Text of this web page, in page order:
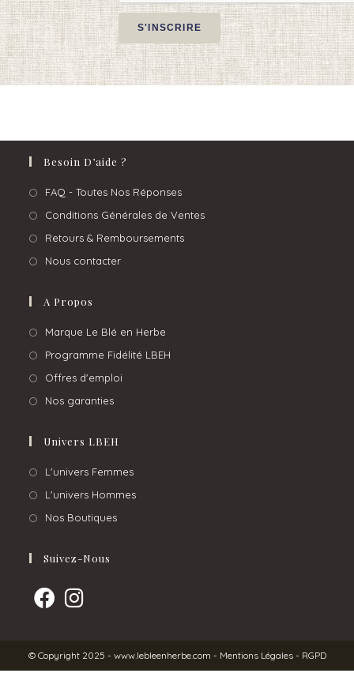
Besoin D’aide ?
FAQ - Toutes Nos Réponses
Conditions Générales de Ventes
Retours & Remboursements
Nous contacter
A Propos
Marque Le Blé en Herbe
Programme Fidélité LBEH
Offres d'emploi
Nos garanties
Univers LBEH
L'univers Femmes
L'univers Hommes
Nos Boutiques
Suivez-Nous
© Copyright 2025 - www.lebleenherbe.com - Mentions Légales- RGPD